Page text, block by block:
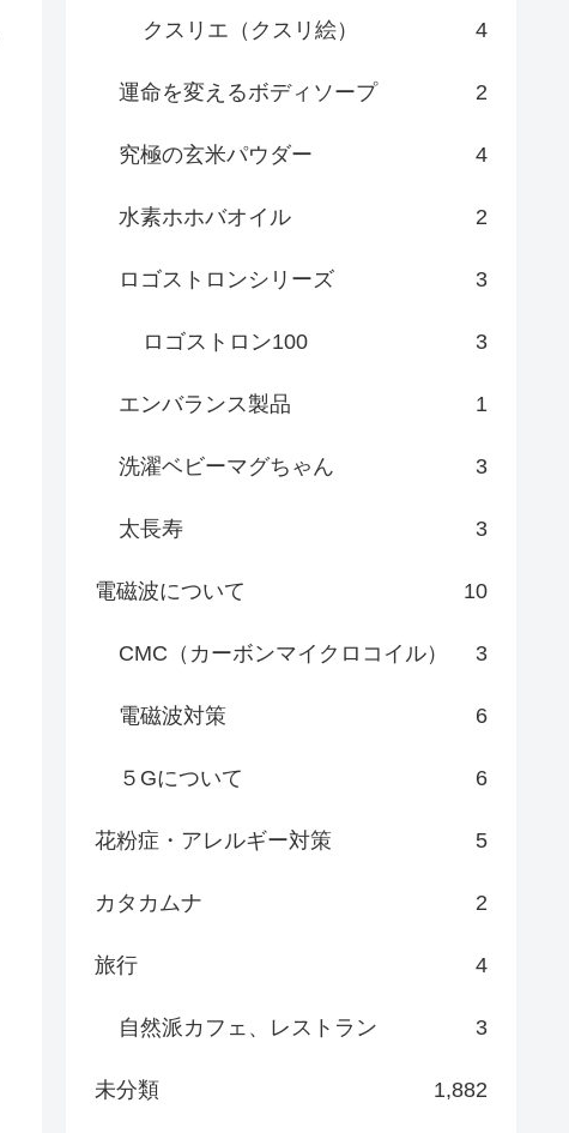
クスリエ（クスリ絵） 4
運命を変えるボディソープ 2
究極の玄米パウダー 4
水素ホホバオイル 2
ロゴストロンシリーズ 3
ロゴストロン100 3
エンバランス製品 1
洗濯ベビーマグちゃん 3
太長寿 3
電磁波について 10
CMC（カーボンマイクロコイル） 3
電磁波対策 6
５Gについて 6
花粉症・アレルギー対策 5
カタカムナ 2
旅行 4
自然派カフェ、レストラン 3
未分類 1,882